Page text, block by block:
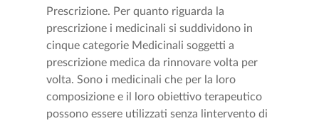
Prescrizione. Per quanto riguarda la
prescrizione i medicinali si suddividono in
cinque categorie Medicinali soggetti a
prescrizione medica da rinnovare volta per
volta. Sono i medicinali che per la loro
composizione e il loro obiettivo terapeutico
possono essere utilizzati senza lintervento di